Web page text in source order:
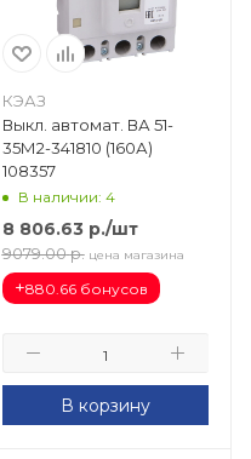
КЭАЗ
Выкл. автомат. ВА 51-
35М2-341810 (160А)
108357
В наличии: 4
8 806.63р./шт
9079.00 р. цена магазина
+880.66 бонусов
В корзину